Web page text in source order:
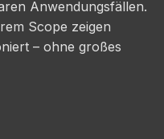
Anwendungsfällen.
Scope zeigen
– ohne großes